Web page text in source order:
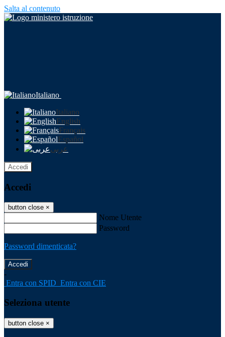
Salta al contenuto
Italiano
Italiano
English
Français
Español
عربى
Accedi
Accedi
button close ×
Nome Utente
Password
Password dimenticata?
-
Entra con SPID Entra con CIE
Seleziona utente
button close ×